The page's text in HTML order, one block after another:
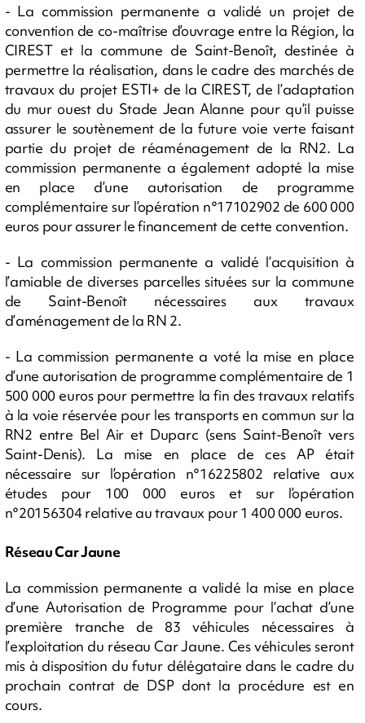
- La commission permanente a validé un projet de
convention de co-maîtrise d’ouvrage entre la Région, la
CIREST et la commune de Saint-Benoît, destinée à
permettre la réalisation, dans le cadre des marchés de
travaux du projet ESTI+ de la CIREST, de l’adaptation
du mur ouest du Stade Jean Alanne pour qu’il puisse
assurer le soutènement de la future voie verte faisant
partie du projet de réaménagement de la RN2. La
commission permanente a également adopté la mise
en place d’une autorisation de programme
complémentaire sur l’opération n°17102902 de 600 000
euros pour assurer le financement de cette convention.
- La commission permanente a validé l’acquisition à
l’amiable de diverses parcelles situées sur la commune
de Saint-Benoît nécessaires aux travaux
d’aménagement de la RN 2.
- La commission permanente a voté la mise en place
d’une autorisation de programme complémentaire de 1
500 000 euros pour permettre la fin des travaux relatifs
à la voie réservée pour les transports en commun sur la
RN2 entre Bel Air et Duparc (sens Saint-Benoît vers
Saint-Denis). La mise en place de ces AP était
nécessaire sur l’opération n°16225802 relative aux
études pour 100 000 euros et sur l’opération
n°20156304 relative au travaux pour 1 400 000 euros.
Réseau Car Jaune
La commission permanente a validé la mise en place
d’une Autorisation de Programme pour l’achat d’une
première tranche de 83 véhicules nécessaires à
l’exploitation du réseau Car Jaune. Ces véhicules seront
mis à disposition du futur délégataire dans le cadre du
prochain contrat de DSP dont la procédure est en
cours.